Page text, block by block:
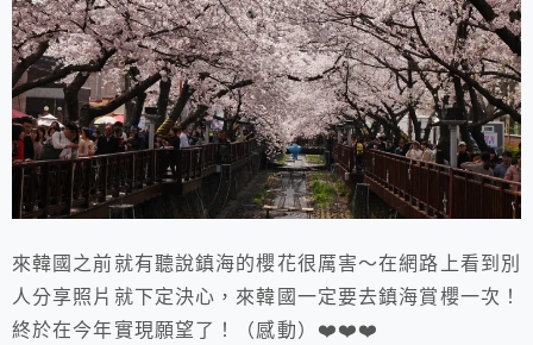
來韓國之前就有聽說鎮海的櫻花很厲害～在網路上看到別
人分享照片就下定決心，來韓國一定要去鎮海賞櫻一次！
終於在今年實現願望了！（感動）❤️❤️❤️